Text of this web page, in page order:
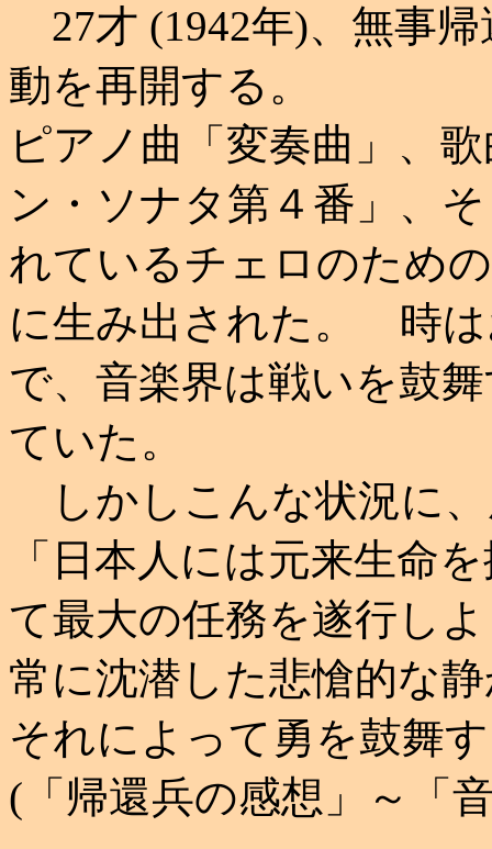
27才 (1942年)、無事
動を再開する。
ピアノ曲「変奏曲」、
ン・ソナタ第４番」、
れているチェロのため
に生み出された。 時は
で、音楽界は戦いを鼓
ていた。
しかしこんな状況に
「日本人には元来生命
て最大の任務を遂行し
常に沈潜した悲愴的な
それによって勇を鼓舞
(「帰還兵の感想」～「